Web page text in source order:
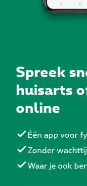
Spreek
huisarts
online
Één app voor
Zonder
Waar je ook